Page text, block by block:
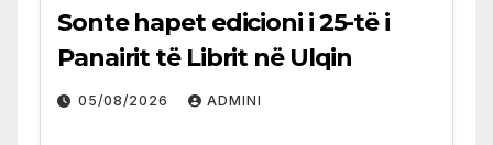
Sonte hapet edicioni i 25-të i
Panairit të Librit në Ulqin
05/08/2026 ADMINI